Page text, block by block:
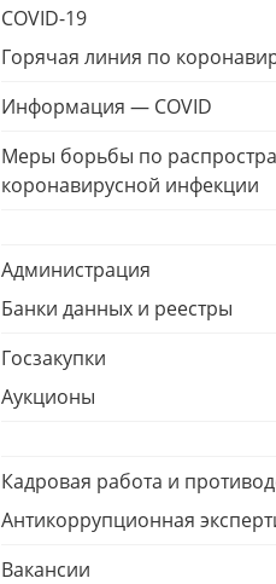
COVID-19
Горячая линия по
Информация — COVID
Меры борьбы по
коронавирусной инфекции
Администрация
Банки данных и реестры
Госзакупки
Аукционы
Кадровая работа и
Антикоррупционная
Вакансии